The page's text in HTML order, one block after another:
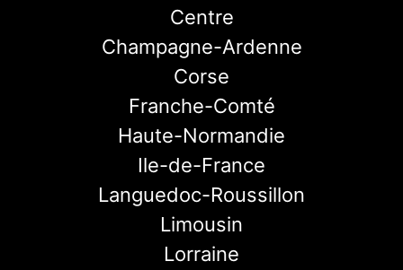
Centre
Champagne-Ardenne
Corse
Franche-Comté
Haute-Normandie
Ile-de-France
Languedoc-Roussillon
Limousin
Lorraine